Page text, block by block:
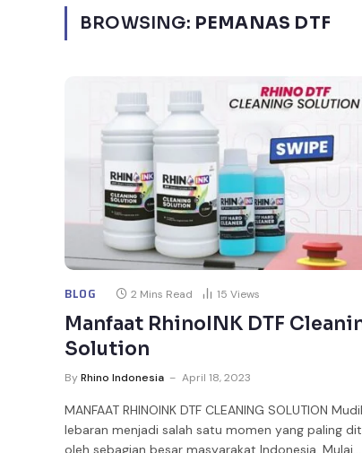
BROWSING: PEMANAS DTF
BLOG 2 Mins Read 15 Views
Manfaat RhinoINK DTF
Solution
ByRhino Indonesia April 18, 2023
MANFAAT RHINOINK DTF CLEANING SOLUTION
lebaran menjadi salah satu momen yang paling
oleh sebagian besar masyarakat Indonesia. Mulai…